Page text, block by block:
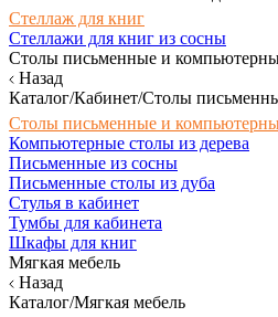
Стеллаж для книг
Стеллажи для книг из сосны
Столы письменные и
Назад
Каталог/Кабинет/Столы
Столы письменные и
Компьютерные столы из дерева
Письменные из сосны
Письменные столы из дуба
Стулья в кабинет
Тумбы для кабинета
Шкафы для книг
Мягкая мебель
Назад
Каталог/Мягкая мебель